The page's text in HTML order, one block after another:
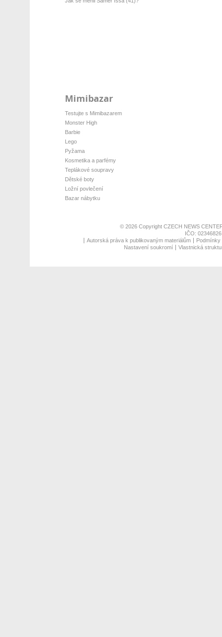
Mimibazar
Testujte s Mimibazarem
Monster High
Barbie
Lego
Pyžama
Kosmetika a parfémy
Teplákové soupravy
Dětské boty
Ložní povlečení
Bazar nábytku
© 2026 Copyright CZECH NEWS
IČO:
Autorská práva k publikovaným materiálům
Nastavení soukromí
Vlastnická